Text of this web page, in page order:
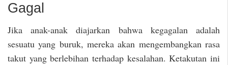
Gagal
Jika anak-anak diajarkan bahwa kegagalan adalah
sesuatu yang buruk, mereka akan mengembangkan rasa
takut yang berlebihan terhadap kesalahan. Ketakutan ini